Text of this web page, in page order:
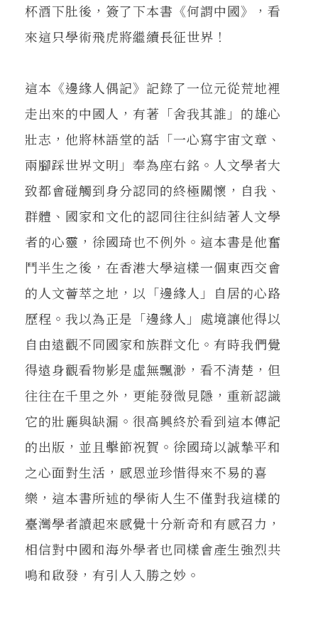
杯酒下肚後，簽了下本書《何謂中國》，看
來這只學術飛虎將繼續長征世界！
這本《邊緣人偶記》記錄了一位元從荒地裡
走出來的中國人，有著「舍我其誰」的雄心
壯志，他將林語堂的話「一心寫宇宙文章、
兩腳踩世界文明」奉為座右銘。人文學者大
致都會碰觸到身分認同的終極關懷，自我、
群體、國家和文化的認同往往糾結著人文學
者的心靈，徐國琦也不例外。這本書是他奮
鬥半生之後，在香港大學這樣一個東西交會
的人文薈萃之地，以「邊緣人」自居的心路
歷程。我以為正是「邊緣人」處境讓他得以
自由遠觀不同國家和族群文化。有時我們覺
得遠身觀看物影是虛無飄渺，看不清楚，但
往往在千里之外，更能發微見隱，重新認識
它的壯麗與缺漏。很高興終於看到這本傳記
的出版，並且擊節祝賀。徐國琦以誠摯平和
之心面對生活，感恩並珍惜得來不易的喜
樂，這本書所述的學術人生不僅對我這樣的
臺灣學者讀起來感覺十分新奇和有感召力，
相信對中國和海外學者也同樣會產生強烈共
鳴和啟發，有引人入勝之妙。